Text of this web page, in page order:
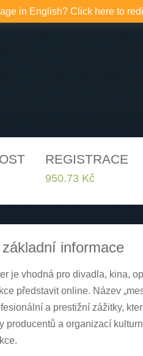
in English? Click here to
REGISTRACE
950.73 Kč
informace
je vhodná pro divadla, kina,
představit online. Název
a prestižní zážitky,
producentů a organizací